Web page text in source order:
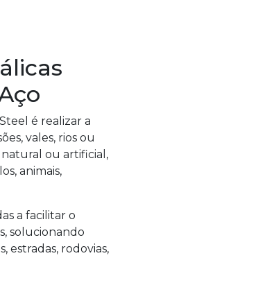
é realizar a
vales, rios ou
ou artificial,
animais,
a facilitar o
solucionando
estradas, rodovias,